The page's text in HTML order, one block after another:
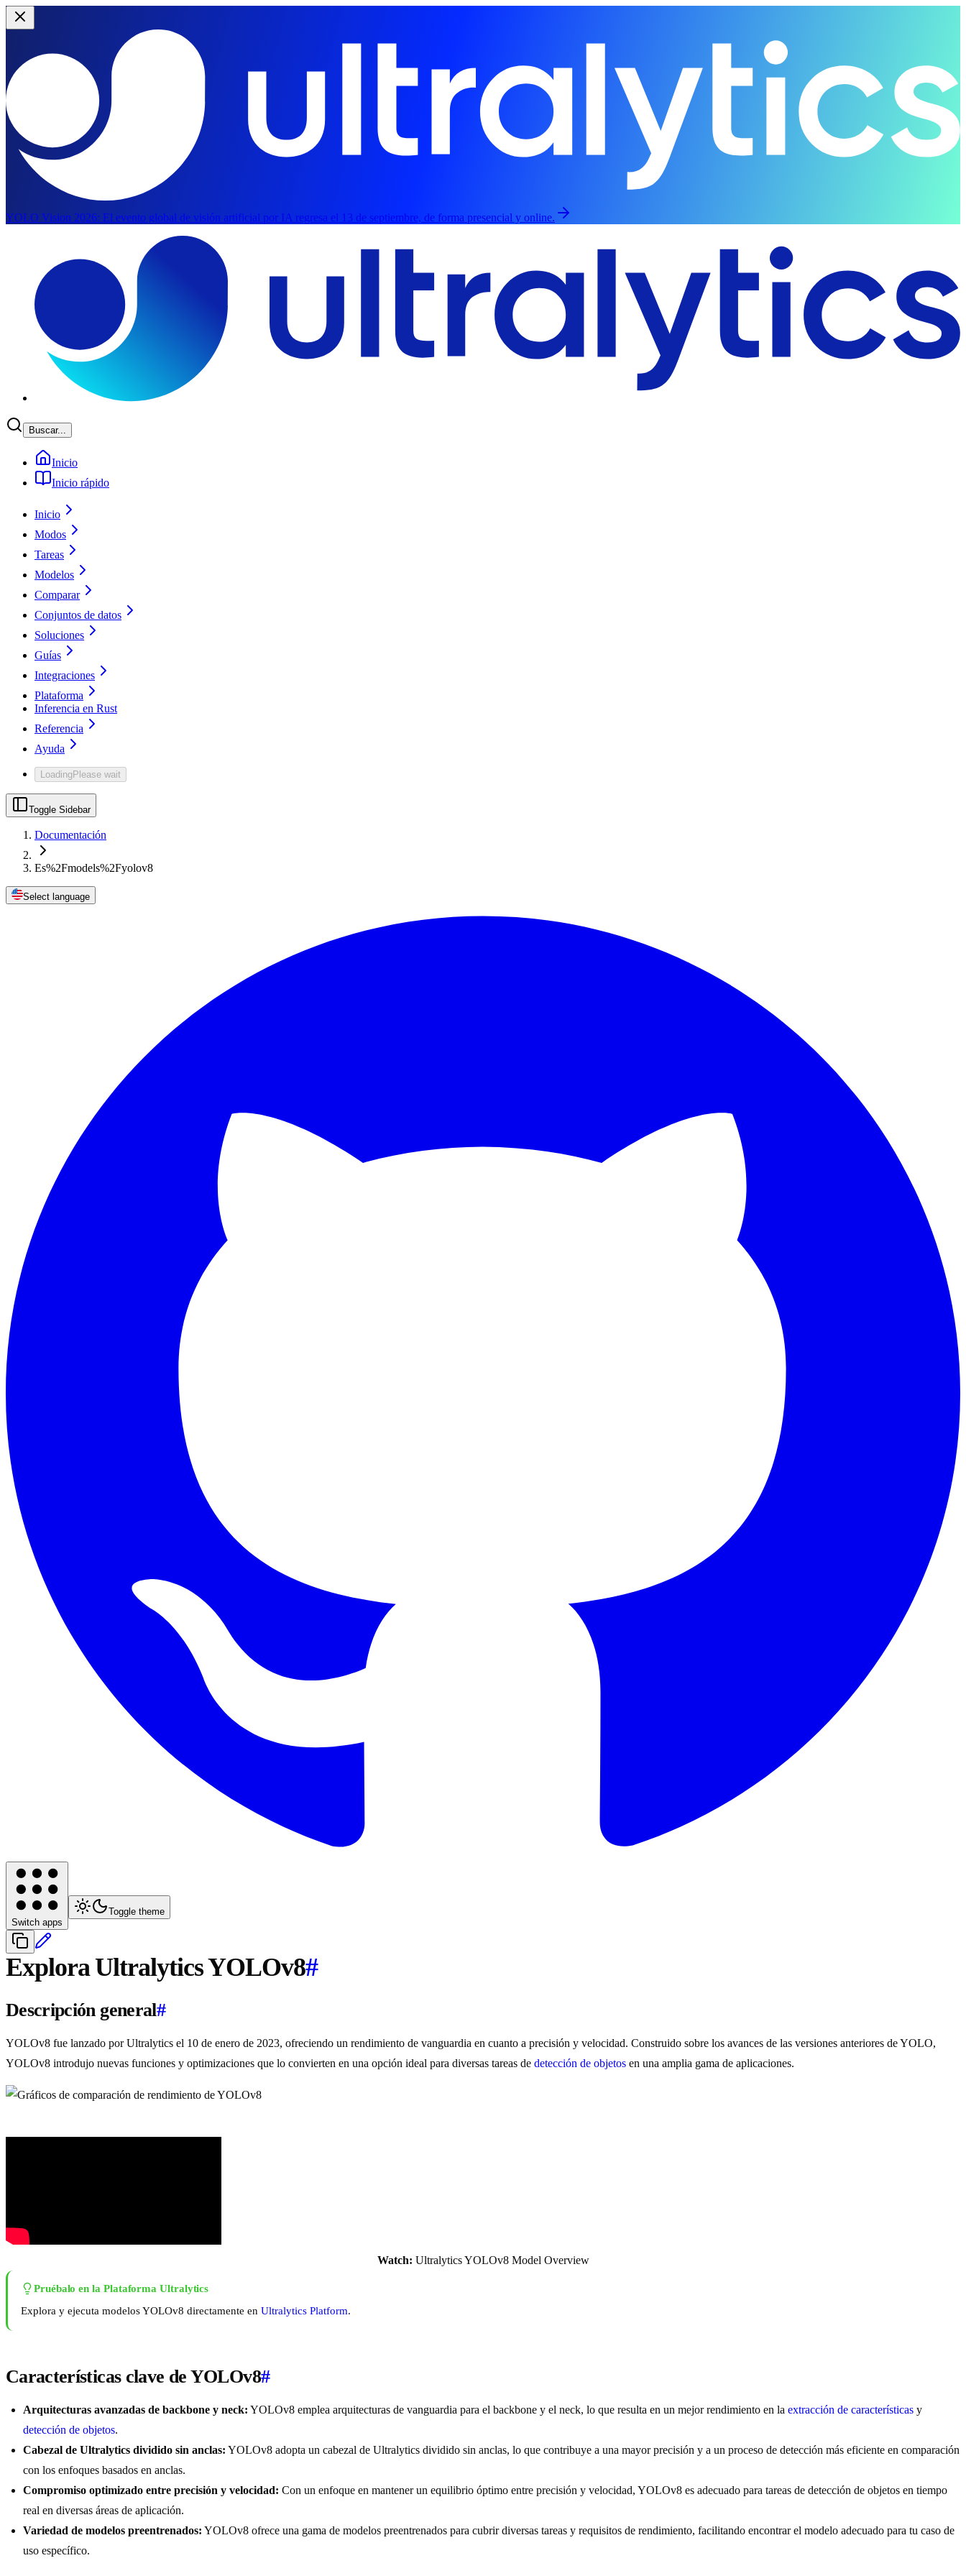
YOLO Vision 2026: El evento global de visión artificial por IA regresa el 13 de septiembre, de forma presencial y online.
Buscar...
Inicio
Inicio rápido
Inicio
Modos
Tareas
Modelos
Comparar
Conjuntos de datos
Soluciones
Guías
Integraciones
Plataforma
Inferencia en Rust
Referencia
Ayuda
LoadingPlease wait
Toggle Sidebar
Documentación
Es%2Fmodels%2Fyolov8
Select language
Switch apps
Toggle theme
Explora Ultralytics YOLOv8#
Descripción general#
YOLOv8 fue lanzado por Ultralytics el 10 de enero de 2023, ofreciendo un rendimiento de vanguardia en cuanto a precisión y velocidad. Construido sobre los avances de las versiones anteriores de YOLO,
YOLOv8 introdujo nuevas funciones y optimizaciones que lo convierten en una opción ideal para diversas tareas de detección de objetos en una amplia gama de aplicaciones.
Watch: Ultralytics YOLOv8 Model Overview
Pruébalo en la Plataforma Ultralytics
Explora y ejecuta modelos YOLOv8 directamente en Ultralytics Platform.
Características clave de YOLOv8#
Arquitecturas avanzadas de backbone y neck: YOLOv8 emplea arquitecturas de vanguardia para el backbone y el neck, lo que resulta en un mejor rendimiento en la extracción de características y
detección de objetos.
Cabezal de Ultralytics dividido sin anclas: YOLOv8 adopta un cabezal de Ultralytics dividido sin anclas, lo que contribuye a una mayor precisión y a un proceso de detección más eficiente en comparación
con los enfoques basados en anclas.
Compromiso optimizado entre precisión y velocidad: Con un enfoque en mantener un equilibrio óptimo entre precisión y velocidad, YOLOv8 es adecuado para tareas de detección de objetos en tiempo
real en diversas áreas de aplicación.
Variedad de modelos preentrenados: YOLOv8 ofrece una gama de modelos preentrenados para cubrir diversas tareas y requisitos de rendimiento, facilitando encontrar el modelo adecuado para tu caso de
uso específico.